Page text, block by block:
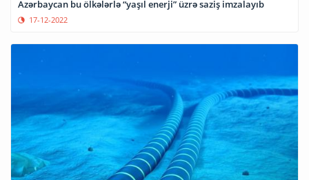
Azərbaycan bu ölkələrlə “yaşıl enerji” üzrə saziş imzalayıb
17-12-2022